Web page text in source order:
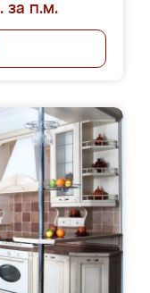
за п.м.